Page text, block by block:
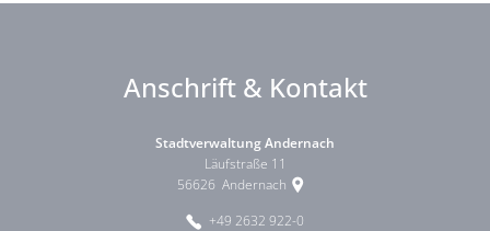
Anschrift & Kontakt
Stadtverwaltung Andernach
Läufstraße 11
56626 Andernach
+49 2632 922-0